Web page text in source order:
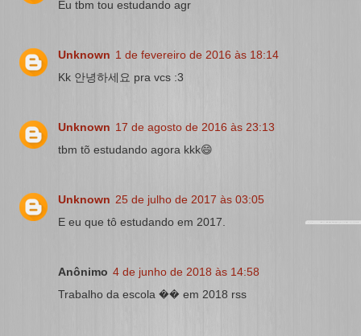
Eu tbm tou estudando agr
Unknown 1 de fevereiro de 2016 às 18:14
Kk 안녕하세요 pra vcs :3
Unknown 17 de agosto de 2016 às 23:13
tbm tõ estudando agora kkk😄
Unknown 25 de julho de 2017 às 03:05
E eu que tô estudando em 2017.
Anônimo 4 de junho de 2018 às 14:58
Trabalho da escola �� em 2018 rss